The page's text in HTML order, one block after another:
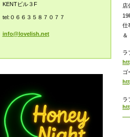
店
仕
＆
ラ
ゴ
ラ
KENTビル３F
tel:０６６３５８７０７７
info@lovelish.net